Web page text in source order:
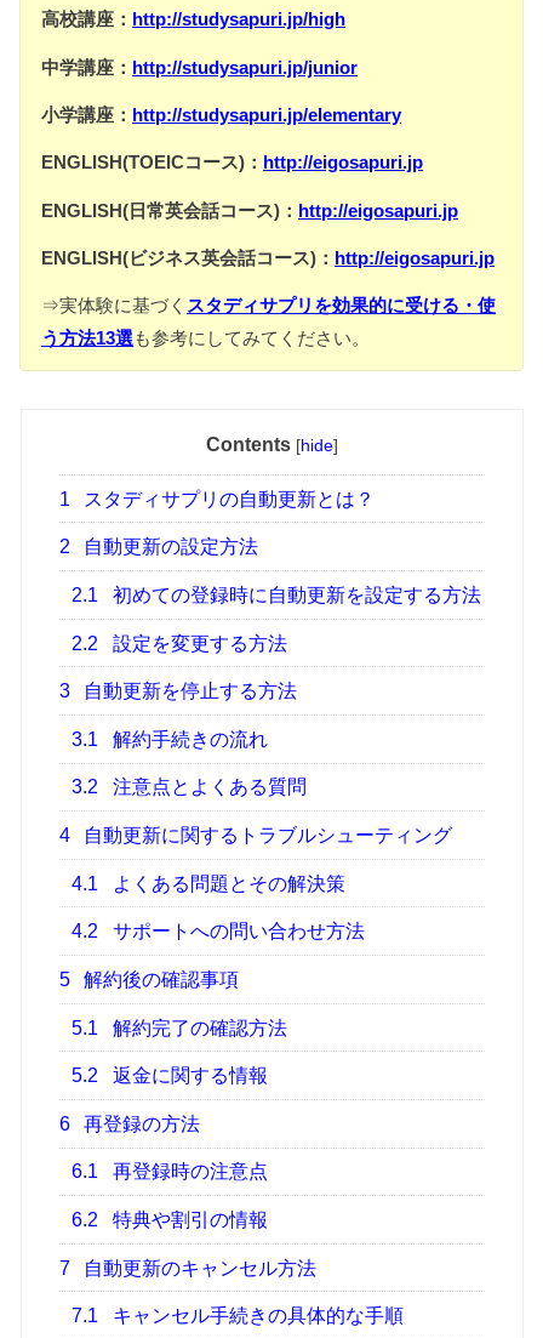
高校講座： http://studysapuri.jp/high
中学講座： http://studysapuri.jp/junior
小学講座： http://studysapuri.jp/elementary
ENGLISH(TOEICコース)： http://eigosapuri.jp
ENGLISH(日常英会話コース)： http://eigosapuri.jp
ENGLISH(ビジネス英会話コース)： http://eigosapuri.jp
⇒実体験に基づく スタディサプリを効果的に受ける・使
う方法13選も参考にしてみてください。
Contents [hide]
1 スタディサプリの自動更新とは？
2 自動更新の設定方法
2.1 初めての登録時に自動更新を設定する方法
2.2 設定を変更する方法
3 自動更新を停止する方法
3.1 解約手続きの流れ
3.2 注意点とよくある質問
4 自動更新に関するトラブルシューティング
4.1 よくある問題とその解決策
4.2 サポートへの問い合わせ方法
5 解約後の確認事項
5.1 解約完了の確認方法
5.2 返金に関する情報
6 再登録の方法
6.1 再登録時の注意点
6.2 特典や割引の情報
7 自動更新のキャンセル方法
7.1 キャンセル手続きの具体的な手順